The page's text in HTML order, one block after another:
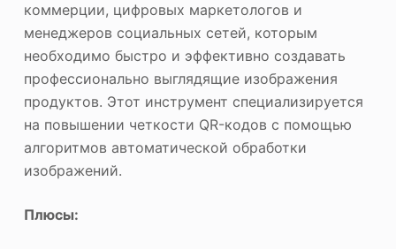
коммерции, цифровых маркетологов и
менеджеров социальных сетей, которым
необходимо быстро и эффективно создавать
профессионально выглядящие изображения
продуктов. Этот инструмент специализируется
на повышении четкости QR-кодов с помощью
алгоритмов автоматической обработки
изображений.
Плюсы: